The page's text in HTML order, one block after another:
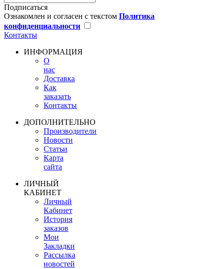
Подписаться
Ознакомлен и согласен с текстом Политика
конфиденциальности
Контакты
ИНФОРМАЦИЯ
О
нас
Доставка
Как
заказать
Контакты
ДОПОЛНИТЕЛЬНО
Производители
Новости
Статьи
Карта
сайта
ЛИЧНЫЙ
КАБИНЕТ
Личный
Кабинет
История
заказов
Мои
Закладки
Рассылка
новостей